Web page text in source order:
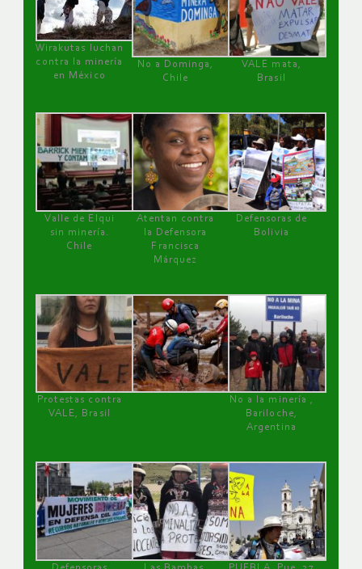
Wirakutas luchan
contra la minería
en México
No a Dominga,
Chile
VALE mata,
Brasil
Valle de Elqui
sin minería.
Chile
Atentan contra
la Defensora
Francisca
Márquez
Defensoras de
Bolivia
Protestas contra
VALE, Brasil
No a la minería ,
Bariloche,
Argentina